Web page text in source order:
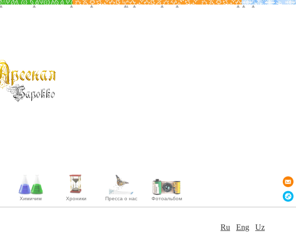
Химичим Хроники Пресса о нас Фотоальбом
Ru Eng Uz